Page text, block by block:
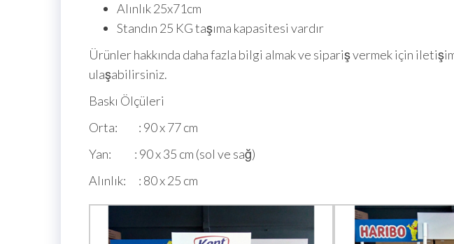
Alınlık 25x71cm
Standın 25 KG taşıma kapasitesi vardır
Ürünler hakkında daha fazla bilgi almak ve sipariş vermek için
ulaşabilirsiniz.
Baskı Ölçüleri
Orta: : 90 x 77 cm
Yan: : 90 x 35 cm (sol ve sağ)
Alınlık: : 80 x 25 cm